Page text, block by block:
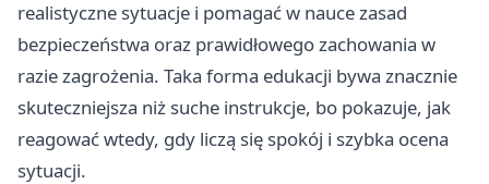
realistyczne sytuacje i pomagać w nauce zasad
bezpieczeństwa oraz prawidłowego zachowania w
razie zagrożenia. Taka forma edukacji bywa znacznie
skuteczniejsza niż suche instrukcje, bo pokazuje, jak
reagować wtedy, gdy liczą się spokój i szybka ocena
sytuacji.